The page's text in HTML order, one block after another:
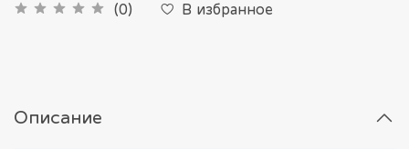
(0) В избранное
Описание